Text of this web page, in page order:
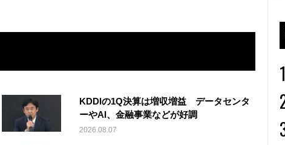
KDDIの1Q決算は増収増益 データセンタ
ーやAI、金融事業などが好調
2026.08.07